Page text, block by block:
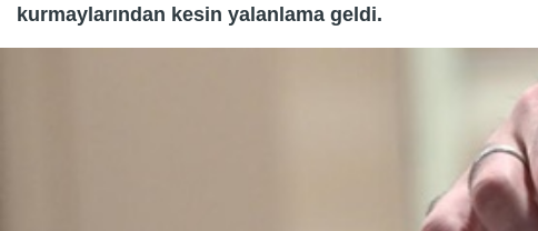
kurmaylarından kesin yalanlama geldi.